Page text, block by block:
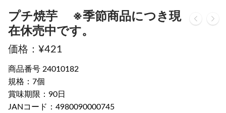
プチ焼芋 ※季節商品につき現
在休売中です。
¥421
商品番号 24010182
規格：7個
賞味期限：90日
JANコード：4980090000745